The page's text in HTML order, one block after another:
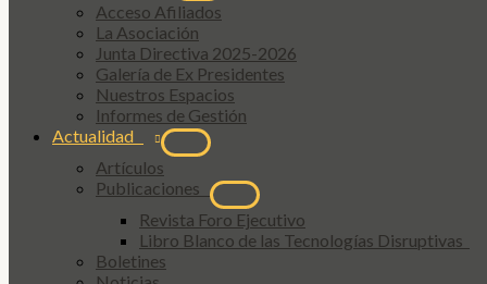
Acceso Afiliados
La Asociación
Junta Directiva 2025-2026
Galería de Ex Presidentes
Nuestros Espacios
Informes de Gestión
Actualidad
Artículos
Publicaciones
Revista Foro Ejecutivo
Libro Blanco de las Tecnologías Disruptivas
Boletines